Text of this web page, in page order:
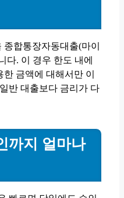
합통장자동대출(마이
다. 이 경우 한도 내에
금액에 대해서만 이
반 대출보다 금리가 다
까지 얼마나